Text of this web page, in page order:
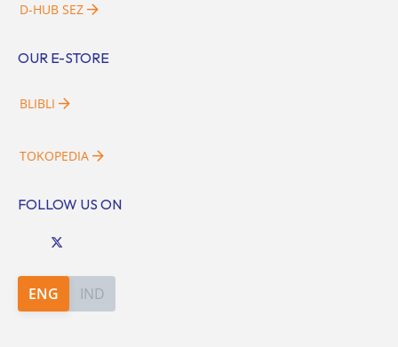
D-HUB SEZ
OUR E-STORE
BLIBLI
TOKOPEDIA
FOLLOW US ON
ENG IND